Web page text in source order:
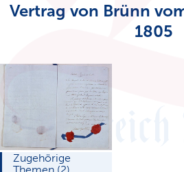
Vertrag von Brünn
1805
Zugehörige